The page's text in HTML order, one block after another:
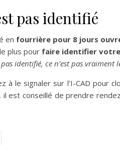
pas identifié
en fourrière pour 8 jours
plus pour faire identifier
identifié, ce n’est pas vraiment
le signaler sur l’I-CAD pour
est conseillé de prendre